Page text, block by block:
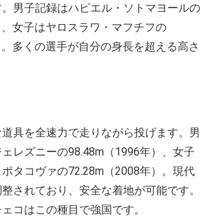
男子記録はハビエル・ソトマヨールの
女子はヤロスラワ・マフチフの
多くの選手が自分の身長を超える高さ
具を全速力で走りながら投げます。男
レズニーの98.48m（1996年）、女子
タコヴァの72.28m（2008年）。現代
されており、安全な着地が可能です。
コはこの種目で強国です。